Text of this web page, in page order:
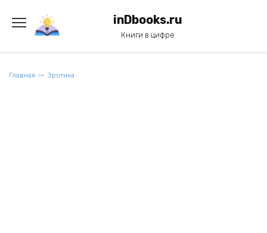
содержанию
inDbooks.ru
Книги в цифре
Главная Эротика